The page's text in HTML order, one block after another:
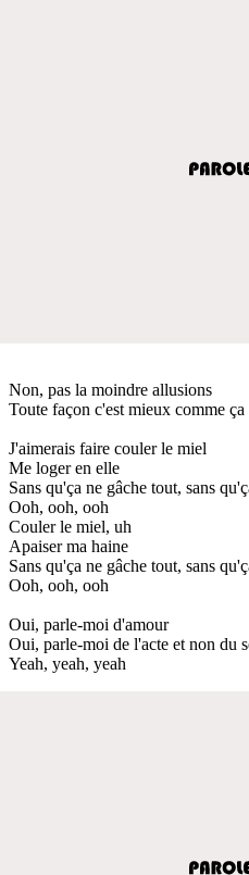
Non, pas la moindre allusions
Toute façon c'est mieux comme ça
J'aimerais faire couler le miel
Me loger en elle
Sans qu'ça ne gâche tout, sans
Ooh, ooh, ooh
Couler le miel, uh
Apaiser ma haine
Sans qu'ça ne gâche tout, sans
Ooh, ooh, ooh
Oui, parle-moi d'amour
Oui, parle-moi de l'acte et non du
Yeah, yeah, yeah